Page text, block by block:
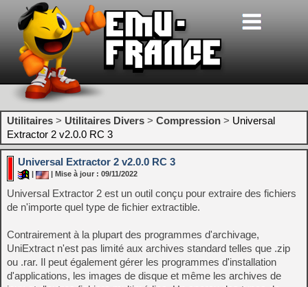
Utilitaires > Utilitaires Divers > Compression > Universal
Extractor 2 v2.0.0 RC 3
Universal Extractor 2 v2.0.0 RC 3
| Mise à jour : 09/11/2022
Universal Extractor 2 est un outil conçu pour extraire des fichiers
de n'importe quel type de fichier extractible.
Contrairement à la plupart des programmes d'archivage,
UniExtract n'est pas limité aux archives standard telles que .zip
ou .rar. Il peut également gérer les programmes d'installation
d'applications, les images de disque et même les archives de